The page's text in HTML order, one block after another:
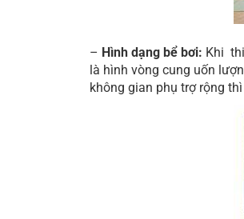
– Hình dạng bể bơi: Khi
là hình vòng cung uốn
không gian phụ trợ rộng